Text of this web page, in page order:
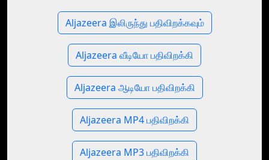
Aljazeera இலிருந்து பதிவிறக்கவும்
Aljazeera வீடியோ பதிவிறக்கி
Aljazeera ஆடியோ பதிவிறக்கி
Aljazeera MP4 பதிவிறக்கி
Aljazeera MP3 பதிவிறக்கி